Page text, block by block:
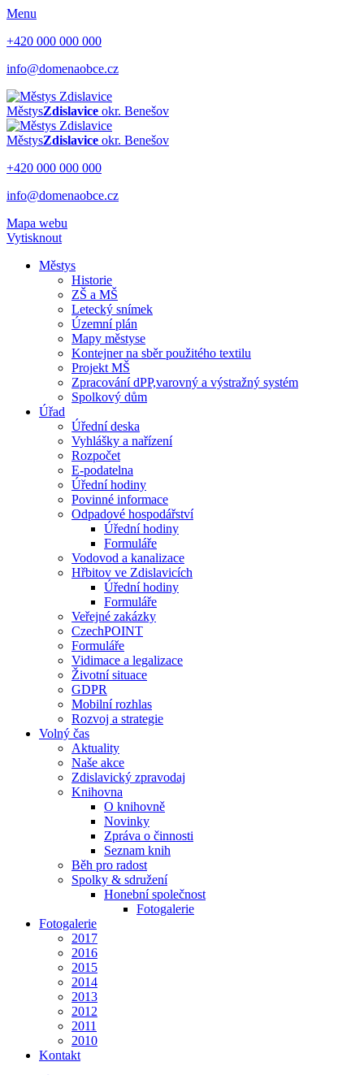
Menu
+420 000 000 000
info@domenaobce.cz
MěstysZdislavice okr. Benešov
MěstysZdislavice okr. Benešov
+420 000 000 000
info@domenaobce.cz
Mapa webu
Vytisknout
Městys
Historie
ZŠ a MŠ
Letecký snímek
Územní plán
Mapy městyse
Kontejner na sběr použitého textilu
Projekt MŠ
Zpracování dPP,varovný a výstražný systém
Spolkový dům
Úřad
Úřední deska
Vyhlášky a nařízení
Rozpočet
E-podatelna
Úřední hodiny
Povinné informace
Odpadové hospodářství
Úřední hodiny
Formuláře
Vodovod a kanalizace
Hřbitov ve Zdislavicích
Úřední hodiny
Formuláře
Veřejné zakázky
CzechPOINT
Formuláře
Vidimace a legalizace
Životní situace
GDPR
Mobilní rozhlas
Rozvoj a strategie
Volný čas
Aktuality
Naše akce
Zdislavický zpravodaj
Knihovna
O knihovně
Novinky
Zpráva o činnosti
Seznam knih
Běh pro radost
Spolky & sdružení
Honební společnost
Fotogalerie
Fotogalerie
2017
2016
2015
2014
2013
2012
2011
2010
Kontakt